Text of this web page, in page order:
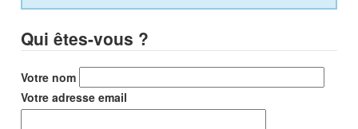
Qui êtes-vous ?
Votre nom
Votre adresse email